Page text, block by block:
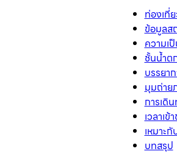
ท่องเที่
ข้อมูลส
ความเ
ชั้นน้ำต
บรรยา
มุมถ่าย
การเดิ
เวลาเ
เหมาะกั
บทสรุป